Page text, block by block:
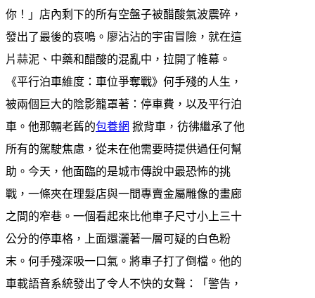
你！」店內剩下的所有空盤子被醋酸氣波震碎，
發出了最後的哀鳴。廖沾沾的宇宙冒險，就在這
片蒜泥、中藥和醋酸的混亂中，拉開了帷幕。
《平行泊車維度：車位爭奪戰》何手殘的人生，
被兩個巨大的陰影籠罩著：停車費，以及平行泊
車。他那輛老舊的包養網 掀背車，彷彿繼承了他
所有的駕駛焦慮，從未在他需要時提供過任何幫
助。今天，他面臨的是城市傳說中最恐怖的挑
戰，一條夾在理髮店與一間專賣金屬雕像的畫廊
之間的窄巷。一個看起來比他車子尺寸小上三十
公分的停車格，上面還灑著一層可疑的白色粉
末。何手殘深吸一口氣。將車子打了倒檔。他的
車載語音系統發出了令人不快的女聲：「警告，